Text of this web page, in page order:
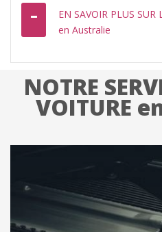
EN SAVOIR PLUS SUR
en Australie
NOTRE
VOITURE